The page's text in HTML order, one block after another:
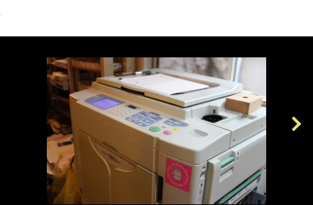
Previous Next